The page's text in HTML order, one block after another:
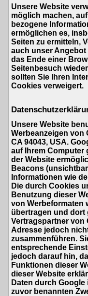
Unsere Website
möglich machen,
bezogene
ermöglichen es,
Seiten zu ermitteln,
auch unser
das Ende einer
Seitenbesuch
sollten Sie Ihren
Cookies verweigert.
Unsere Website
Werbeanzeigen von
CA 94043, USA.
auf Ihrem Computer
der Website
Beacons
Informationen wie
Die durch Cookies
Benutzung dieser
von Werbeformaten
übertragen und dort
Vertragspartner von
Adresse jedoch
zusammenführen.
entsprechende
jedoch darauf hin,
Funktionen dieser
dieser Website
Daten durch
zuvor benannten